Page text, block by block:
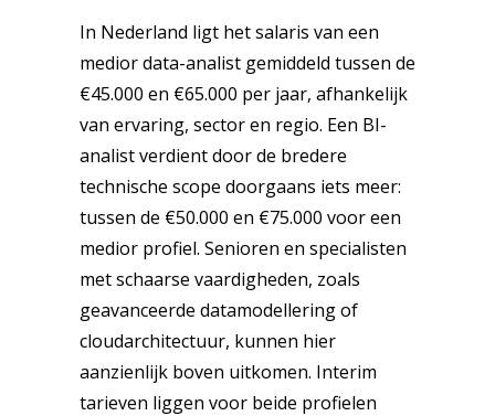
In Nederland ligt het salaris van een
medior data-analist gemiddeld tussen de
€45.000 en €65.000 per jaar, afhankelijk
van ervaring, sector en regio. Een BI-
analist verdient door de bredere
technische scope doorgaans iets meer:
tussen de €50.000 en €75.000 voor een
medior profiel. Senioren en specialisten
met schaarse vaardigheden, zoals
geavanceerde datamodellering of
cloudarchitectuur, kunnen hier
aanzienlijk boven uitkomen. Interim
tarieven liggen voor beide profielen